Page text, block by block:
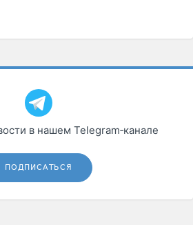
в нашем Telegram‑канале
ПОДПИСАТЬСЯ